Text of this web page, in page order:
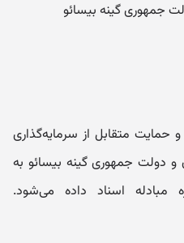
جمهوری گینه بیسائو
حمایت متقابل از سرمایه‌گذاری
دولت جمهوری گینه بیسائو به
اسناد داده می‌شود.